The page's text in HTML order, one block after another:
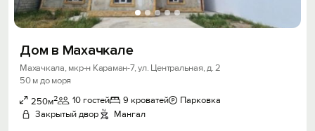
Дом в Махачкале
Махачкала, мкр-н Караман-7, ул. Центральная, д. 2
50 м до моря
250м2 10 гостей 9 кроватей
Парковка
Закрытый двор
Мангал